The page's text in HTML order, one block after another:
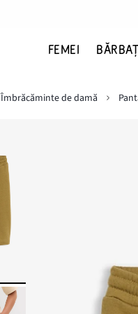
FEMEI
Îmbrăcăminte de damă